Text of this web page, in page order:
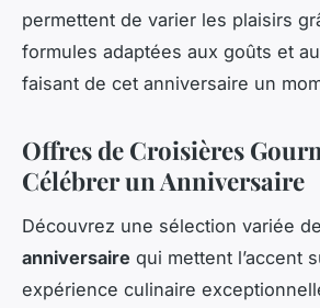
permettent de varier les plaisirs
formules adaptées aux goûts et
faisant de cet anniversaire un
Offres de Croisières
Célébrer un Anniversaire
Découvrez une sélection variée de
anniversaire qui mettent l’accent
expérience culinaire